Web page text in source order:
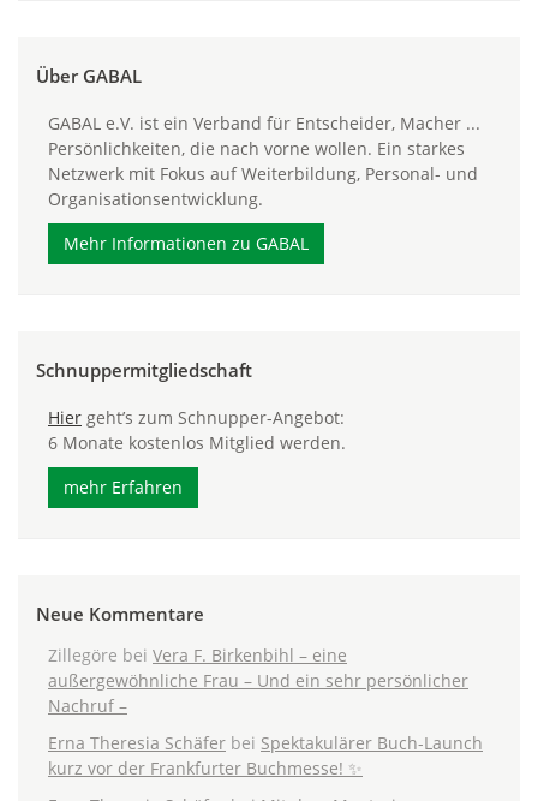
Über GABAL
GABAL e.V. ist ein Verband für Entscheider, Macher ...
Persönlichkeiten, die nach vorne wollen. Ein starkes
Netzwerk mit Fokus auf Weiterbildung, Personal- und
Organisationsentwicklung.
Mehr Informationen zu GABAL
Schnuppermitgliedschaft
Hier geht’s zum Schnupper-Angebot:
6 Monate kostenlos Mitglied werden.
mehr Erfahren
Neue Kommentare
Zillegöre bei Vera F. Birkenbihl – eine
außergewöhnliche Frau – Und ein sehr persönlicher
Nachruf –
Erna Theresia Schäfer bei Spektakulärer Buch-Launch
kurz vor der Frankfurter Buchmesse! ✨